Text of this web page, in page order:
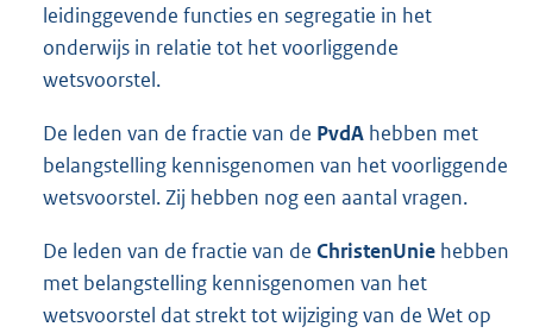
leidinggevende functies en segregatie in het
onderwijs in relatie tot het voorliggende
wetsvoorstel.
De leden van de fractie van de PvdA hebben met
belangstelling kennisgenomen van het voorliggende
wetsvoorstel. Zij hebben nog een aantal vragen.
De leden van de fractie van de ChristenUnie hebben
met belangstelling kennisgenomen van het
wetsvoorstel dat strekt tot wijziging van de Wet op